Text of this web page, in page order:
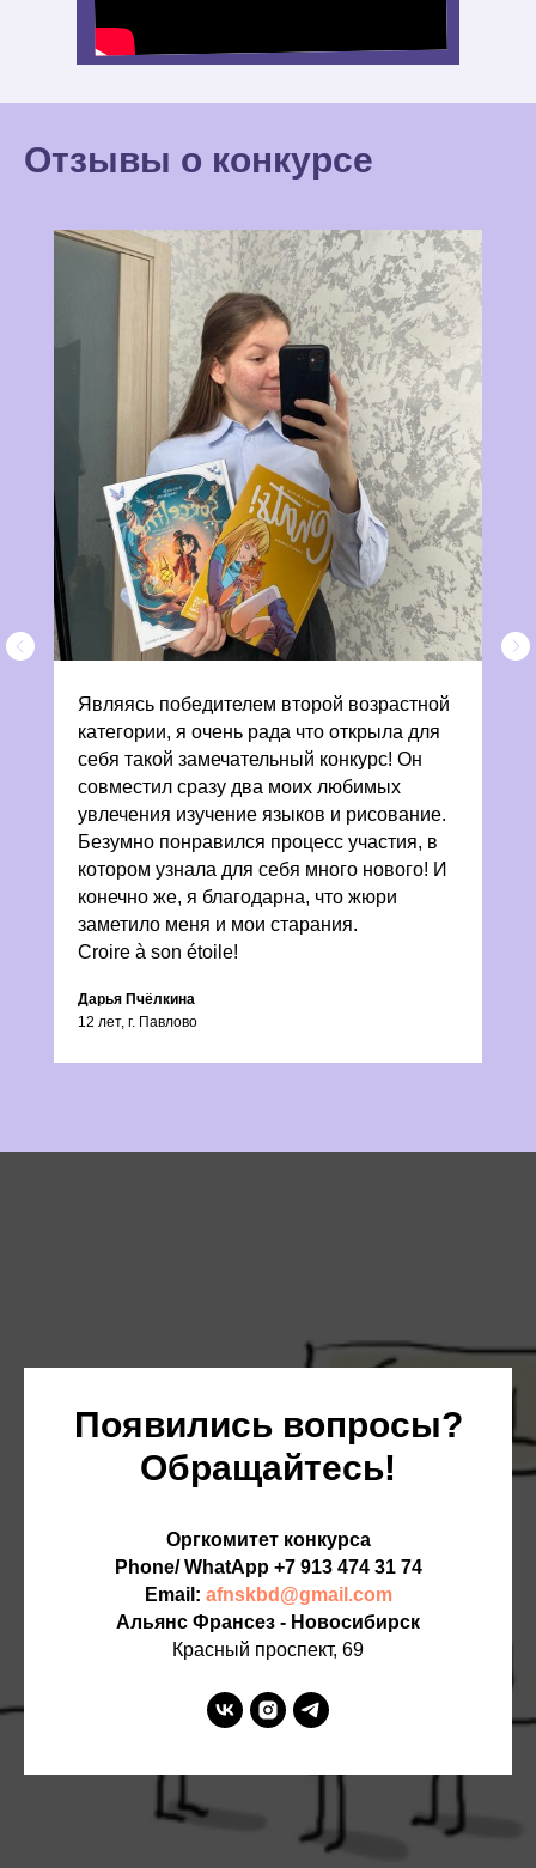
Отзывы о конкурсе
Являясь победителем второй возрастной
категории, я очень рада что открыла для
себя такой замечательный конкурс! Он
совместил сразу два моих любимых
увлечения изучение языков и рисование.
Безумно понравился процесс участия, в
котором узнала для себя много нового! И
конечно же, я благодарна, что жюри
заметило меня и мои старания.
Croire à son étoile!
Дарья Пчёлкина
12 лет, г. Павлово
Появились вопросы?
Обращайтесь!
Оргкомитет конкурса
Phone/ WhatApp +7 913 474 31 74
Email: afnskbd@gmail.com
Альянс Франсез - Новосибирск
Красный проспект, 69